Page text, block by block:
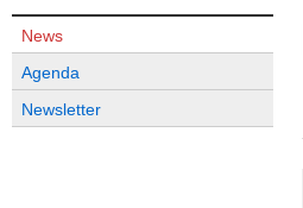
News
Agenda
Newsletter